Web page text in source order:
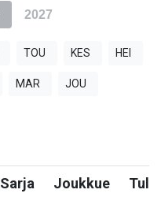
2027
TOU KES HEI
MAR JOU
Sarja Joukkue